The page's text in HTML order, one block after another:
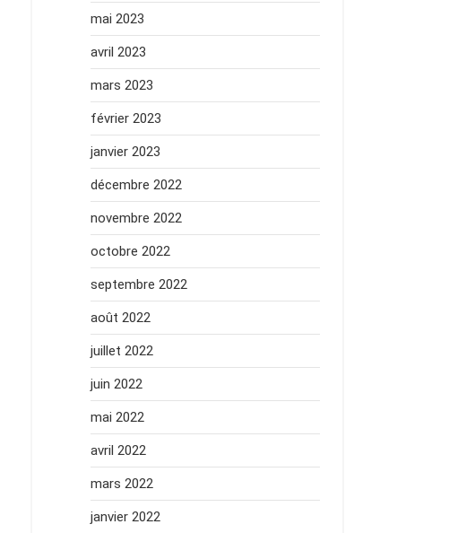
mai 2023
avril 2023
mars 2023
février 2023
janvier 2023
décembre 2022
novembre 2022
octobre 2022
septembre 2022
août 2022
juillet 2022
juin 2022
mai 2022
avril 2022
mars 2022
janvier 2022